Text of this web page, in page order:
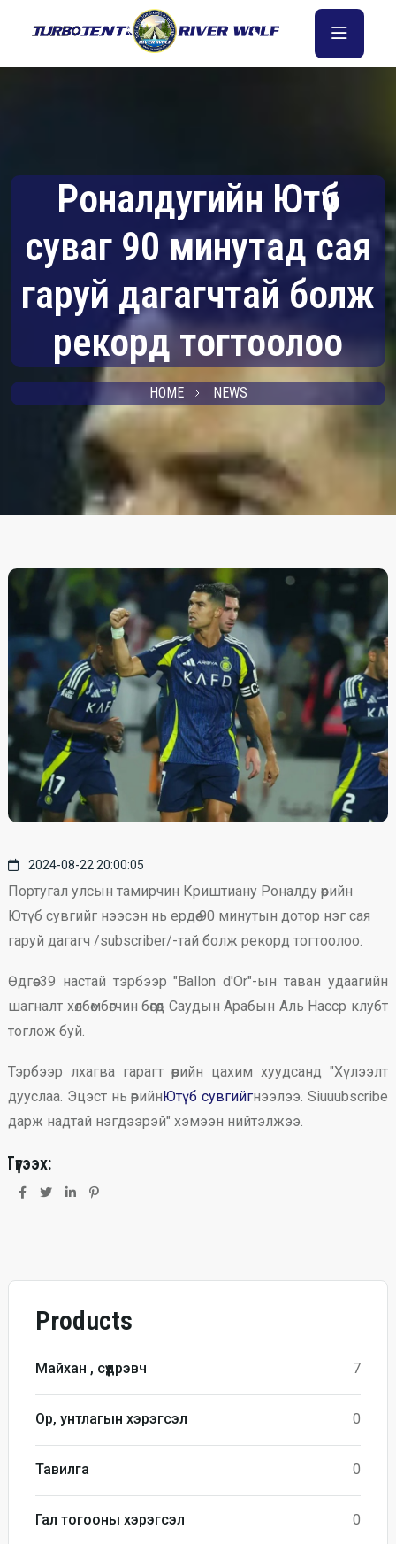
Роналдугийн Ютүб
суваг 90 минутад сая
гаруй дагагчтай болж
рекорд тогтоолоо
HOME NEWS
2024-08-22 20:00:05
Португал улсын тамирчин Криштиану Роналду өөрийн
Ютүб сувгийг нээсэн нь ердөө 90 минутын дотор нэг сая
гаруй дагагч /subscriber/-тай болж рекорд тогтоолоо.
Өдгөө 39 настай тэрбээр "Ballon d'Or"-ын таван удаагийн
шагналт хөлбөмбөгчин бөгөөд Саудын Арабын Аль Насср клубт
тоглож буй.
Тэрбээр лхагва гарагт өөрийн цахим хуудсанд "Хүлээлт
дууслаа. Эцэст нь өөрийнЮтүб сувгийгнээлээ. Siuuubscribe
дарж надтай нэгдээрэй" хэмээн нийтэлжээ.
Түгээх:
Products
Майхан , сүүдрэвч 7
Ор, унтлагын хэрэгсэл 0
Тавилга 0
Гал тогооны хэрэгсэл 0